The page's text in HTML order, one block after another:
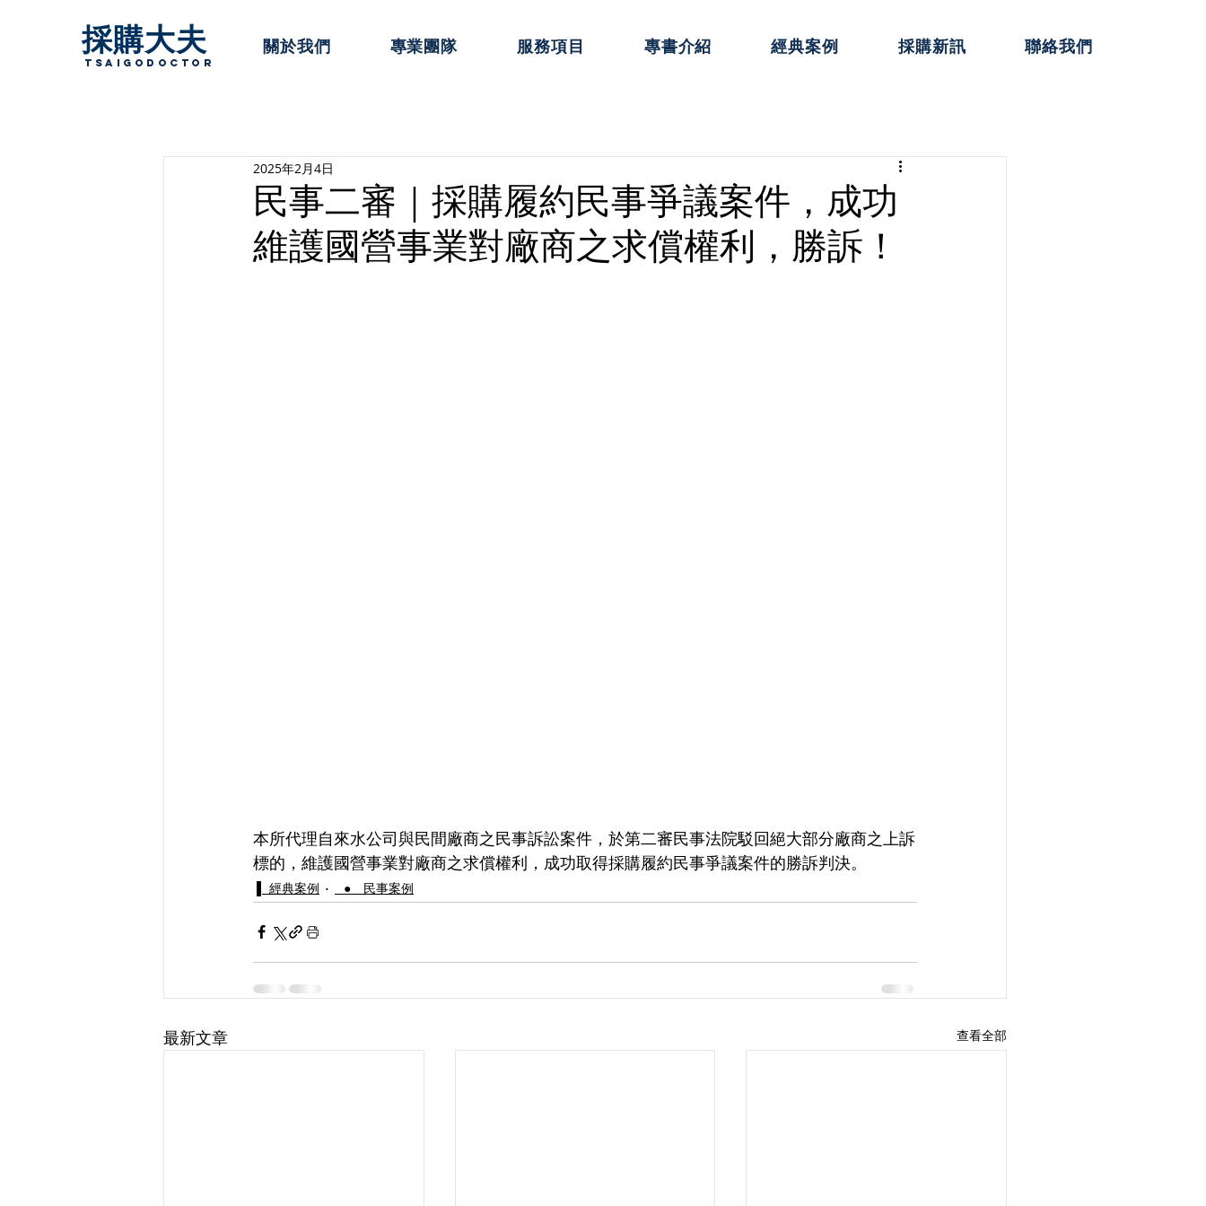
採購大夫
TsaigoDoctor
關於我們 專業團隊 服務項目 專書介紹 經典案例 採購新訊 聯絡我們
民事二審｜採購履約民事爭議案件，成功
維護國營事業對廠商之求償權利，勝訴！
2025年2月4日
本所代理自來水公司與民間廠商之民事訴訟案件，於第二審民事法院駁回絕大部分廠商之上訴
標的，維護國營事業對廠商之求償權利，成功取得採購履約民事爭議案件的勝訴判決。
▌ 經典案例 ⠀● 民事案例
最新文章 查看全部